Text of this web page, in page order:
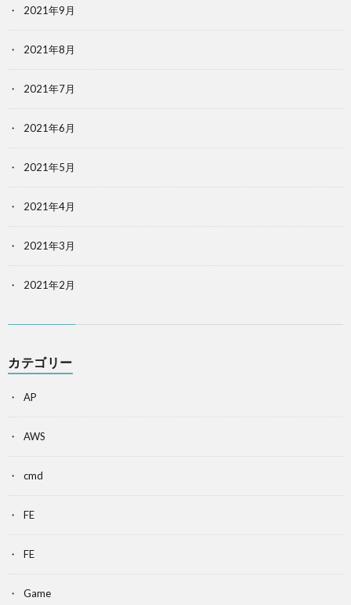
2021年9月
2021年8月
2021年7月
2021年6月
2021年5月
2021年4月
2021年3月
2021年2月
カテゴリー
AP
AWS
cmd
FE
FE
Game